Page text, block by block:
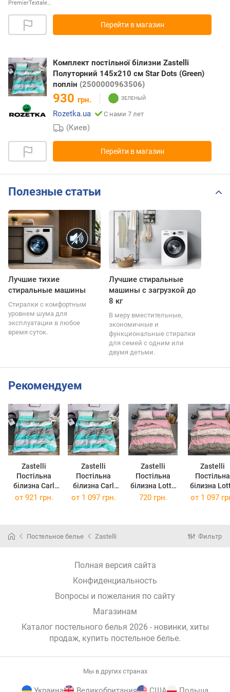
PremierTextale…
Перейти в магазин
Комплект постільної білизни Zastelli
Полуторний 145x210 см Star Dots (Green)
поплін (2500000963506)
930 грн.
Rozetka.ua
С нами 7 лет
(Киев)
Перейти в магазин
Полезные статьи
Лучшие тихие
стиральные машины
Стиралки с комфортным
уровнем шума для
эксплуатации в любое
время суток.
Лучшие стиральные
машины с загрузкой до
8 кг
В меру вместительные,
экономичные и
функциональные стиралки
для семей с одним или
двумя детьми.
Рекомендуем
Zastelli
Постільна
білизна Carl
бязь
Zastelli
Постільна
білизна Carl
бязь євро
Zastelli
Постільна
білизна Lotta
бязь
Zastelli
Постільна
білизна Lotta
бязь євро
от 921 грн. от 1 097 грн. 720 грн. от 1 097
Постельное белье Zastelli Фильтр
Полная версия сайта
Конфиденциальность
Вопросы и пожелания по сайту
Магазинам
Каталог постельного белья 2026 - новинки, хиты
продаж, купить постельное белье.
Мы в других странах